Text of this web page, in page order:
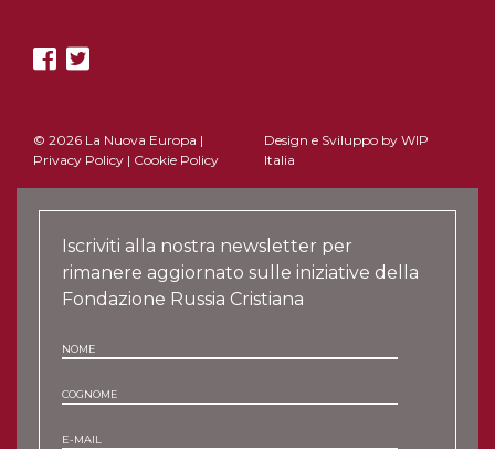
© 2026 La Nuova Europa |
Privacy Policy | Cookie Policy
Design e Sviluppo by WIP
Italia
Iscriviti alla nostra newsletter per
rimanere aggiornato sulle iniziative della
Fondazione Russia Cristiana
NOME
COGNOME
E-MAIL